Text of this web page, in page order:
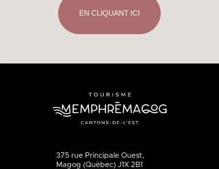
EN CLIQUANT ICI
375 rue Principale Ouest,
Magog (Québec) J1X 2B1